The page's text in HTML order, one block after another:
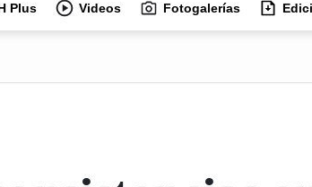
Plus Videos Fotogalerías